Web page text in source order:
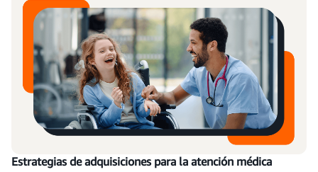
Estrategias de adquisiciones para la atención médica